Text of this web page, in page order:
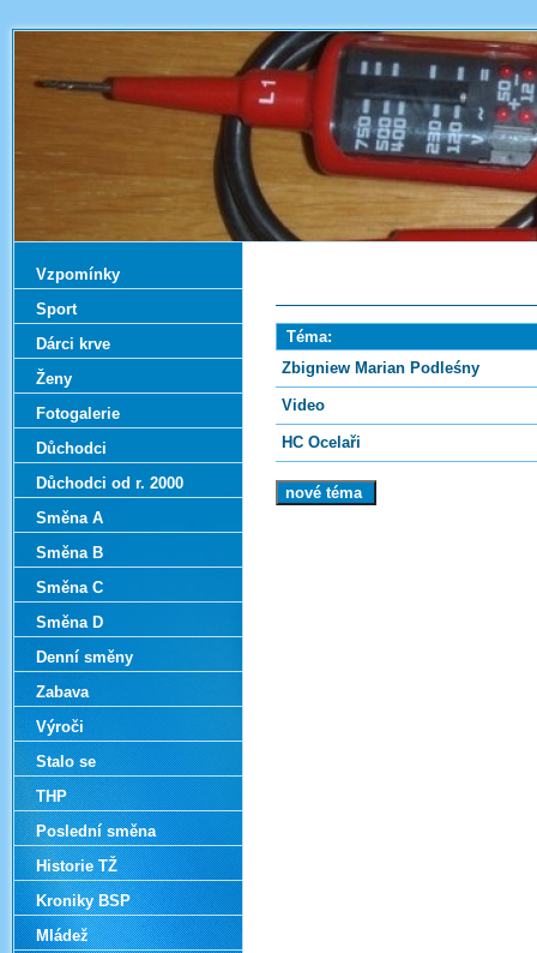
Téma:
Zbigniew Marian Podleśny
Video
HC Ocelaři
Vzpomínky
Sport
Dárci krve
Ženy
Fotogalerie
Důchodci
Důchodci od r. 2000
Směna A
Směna B
Směna C
Směna D
Denní směny
Zabava
Výroči
Stalo se
THP
Poslední směna
Historie TŽ
Kroniky BSP
Mládež